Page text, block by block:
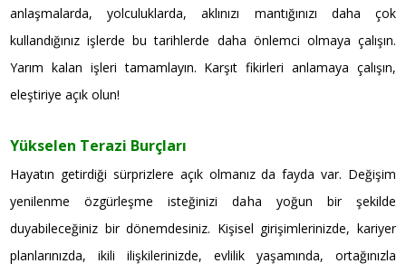
anlaşmalarda, yolculuklarda, aklınızı mantığınızı daha çok
kullandığınız işlerde bu tarihlerde daha önlemci olmaya çalışın.
Yarım kalan işleri tamamlayın. Karşıt fikirleri anlamaya çalışın,
eleştiriye açık olun!
Yükselen Terazi Burçları
Hayatın getirdiği sürprizlere açık olmanız da fayda var. Değişim
yenilenme özgürleşme isteğinizi daha yoğun bir şekilde
duyabileceğiniz bir dönemdesiniz. Kişisel girişimlerinizde, kariyer
planlarınızda, ikili ilişkilerinizde, evlilik yaşamında, ortağınızla